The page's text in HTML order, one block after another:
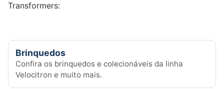
Transformers:
Brinquedos
Confira os brinquedos e colecionáveis da linha
Velocitron e muito mais.